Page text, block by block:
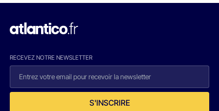
RECEVEZ NOTRE NEWSLETTER
S'INSCRIRE